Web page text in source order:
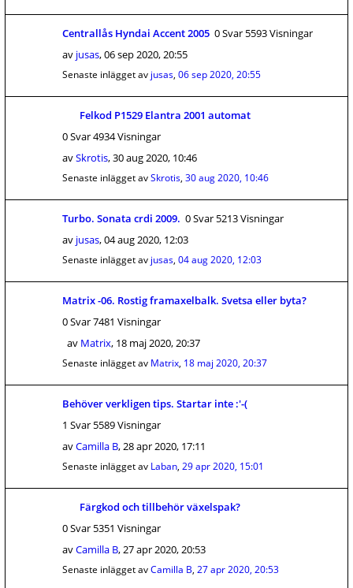
Centrallås Hyndai Accent 2005 0 Svar 5593 Visningar
av jusas,06 sep 2020, 20:55
Senaste inlägget av jusas, 06 sep 2020, 20:55
Felkod P1529 Elantra 2001 automat
0 Svar 4934 Visningar
avSkrotis,30 aug 2020, 10:46
Senaste inlägget avSkrotis, 30 aug 2020, 10:46
Turbo. Sonata crdi 2009. 0 Svar 5213 Visningar
av jusas,04 aug 2020, 12:03
Senaste inlägget av jusas, 04 aug 2020, 12:03
Matrix -06. Rostig framaxelbalk. Svetsa eller byta?
0 Svar 7481 Visningar
av Matrix, 18 maj 2020, 20:37
Senaste inlägget av Matrix, 18 maj 2020, 20:37
Behöver verkligen tips. Startar inte :'-(
1 Svar 5589 Visningar
avCamilla B,28 apr 2020, 17:11
Senaste inlägget av Laban, 29 apr 2020, 15:01
Färgkod och tillbehör växelspak?
0 Svar 5351 Visningar
avCamilla B,27 apr 2020, 20:53
Senaste inlägget avCamilla B, 27 apr 2020, 20:53